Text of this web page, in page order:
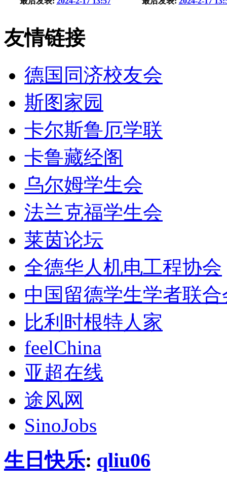
友情链接
德国同济校友会
斯图家园
卡尔斯鲁厄学联
卡鲁藏经阁
乌尔姆学生会
法兰克福学生会
莱茵论坛
全德华人机电工程协会
中国留德学生学者联合
比利时根特人家
feelChina
亚超在线
途风网
SinoJobs
生日快乐: qliu06